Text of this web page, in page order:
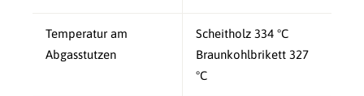
Temperatur am
Abgasstutzen
Scheitholz 334 °C
Braunkohlbrikett 327
°C